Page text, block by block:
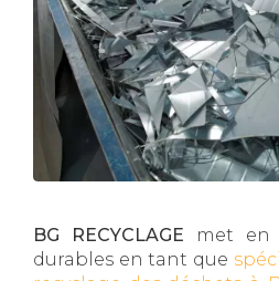
BG RECYCLAGE met en
durables en tant que